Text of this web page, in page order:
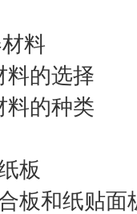
料
的选择
的种类
板
和纸贴面